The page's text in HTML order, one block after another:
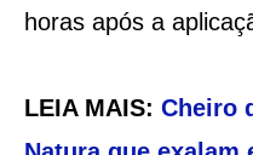
horas após a
LEIA MAIS: Cheiro